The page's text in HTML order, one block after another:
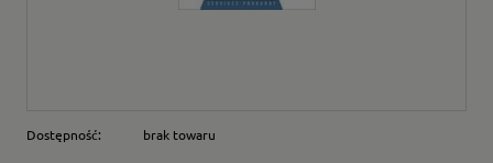
Dostępność: brak towaru